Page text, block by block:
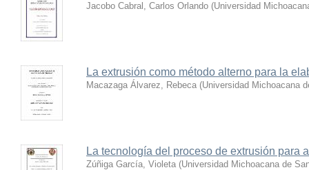
Jacobo Cabral, Carlos Orlando (Universidad
La extrusión como método alterno para la
Macazaga Álvarez, Rebeca (Universidad Michoacana
La tecnología del proceso de extrusión para
Zúñiga García, Violeta (Universidad Michoacana de